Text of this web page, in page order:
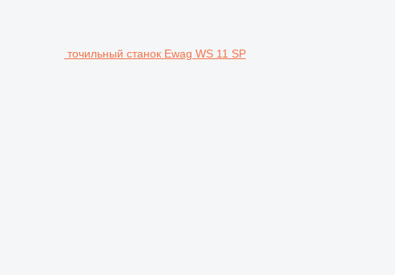
точильный станок Ewag WS 11 SP